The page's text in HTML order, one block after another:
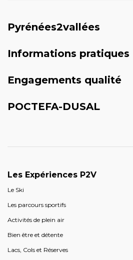
Pyrénées2vallées
Informations pratiques
Engagements qualité
POCTEFA-DUSAL
Les Expériences P2V
Le Ski
Les parcours sportifs
Activités de plein air
Bien être et détente
Lacs, Cols et Réserves